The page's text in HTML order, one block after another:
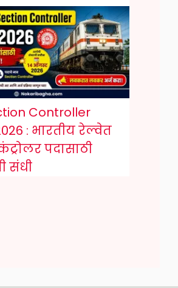
Controller
: भारतीय रेल्वेत
पदासाठी
संधी